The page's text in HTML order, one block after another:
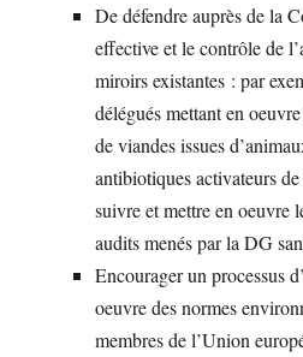
De défendre auprès de la
effective et le contrôle de
miroirs existantes : par
délégués mettant en
de viandes issues
antibiotiques activateurs
suivre et mettre en oeuvre
audits menés par la DG
Encourager un processus
oeuvre des normes
membres de l’Union